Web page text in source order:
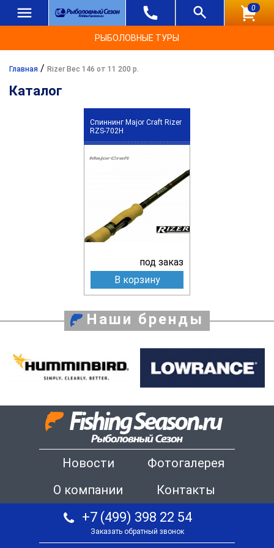
0
РЫБОЛОВНЫЕ ТУРЫ
Главная / Rizer Вес 146 от 11 200 р.
Каталог
Спиннинг Major Craft Rizer
RZS-702H
под заказ
В корзину
Наши бренды
Новости
Фотогалерея
О компании
Контакты
+7 (499) 398 22 54
Заказать обратный звонок